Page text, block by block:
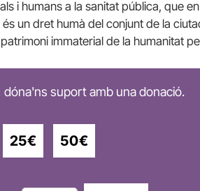
i humans a la sanitat pública, que
un dret humà del conjunt de la
immaterial de la humanitat
suport amb una donació.
25€ 50€